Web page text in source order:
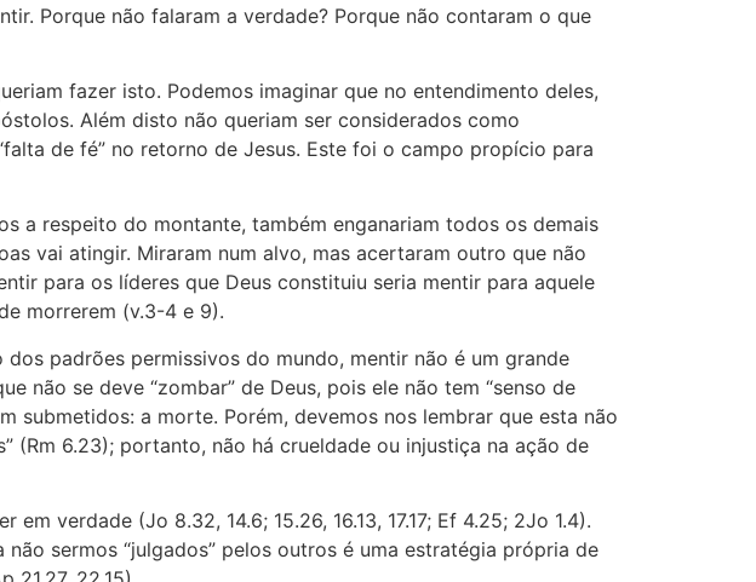
Porque não falaram a verdade? Porque não contaram o que
fazer isto. Podemos imaginar que no entendimento deles,
Além disto não queriam ser considerados como
de fé” no retorno de Jesus. Este foi o campo propício para
a respeito do montante, também enganariam todos os demais
vai atingir. Miraram num alvo, mas acertaram outro que não
para os líderes que Deus constituiu seria mentir para aquele
morrerem (v.3-4 e 9).
padrões permissivos do mundo, mentir não é um grande
não se deve “zombar” de Deus, pois ele não tem “senso de
submetidos: a morte. Porém, devemos nos lembrar que esta não
(Rm 6.23); portanto, não há crueldade ou injustiça na ação de
verdade (Jo 8.32, 14.6; 15.26, 16.13, 17.17; Ef 4.25; 2Jo 1.4).
sermos “julgados” pelos outros é uma estratégia própria de